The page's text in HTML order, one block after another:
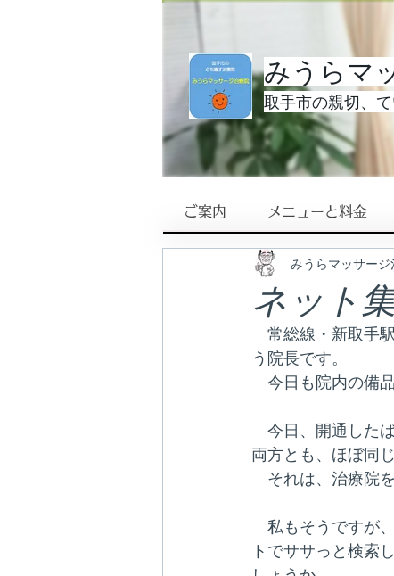
みうらマ
取手市の親切、
ご案内 メニューと料金
ネット
みうらマッサー
常総線・新取手
う院長です。
今日も院内の備
今日、開通した
両方とも、ほぼ同じ
それは、治療院
私もそうですが
トでササっと検索